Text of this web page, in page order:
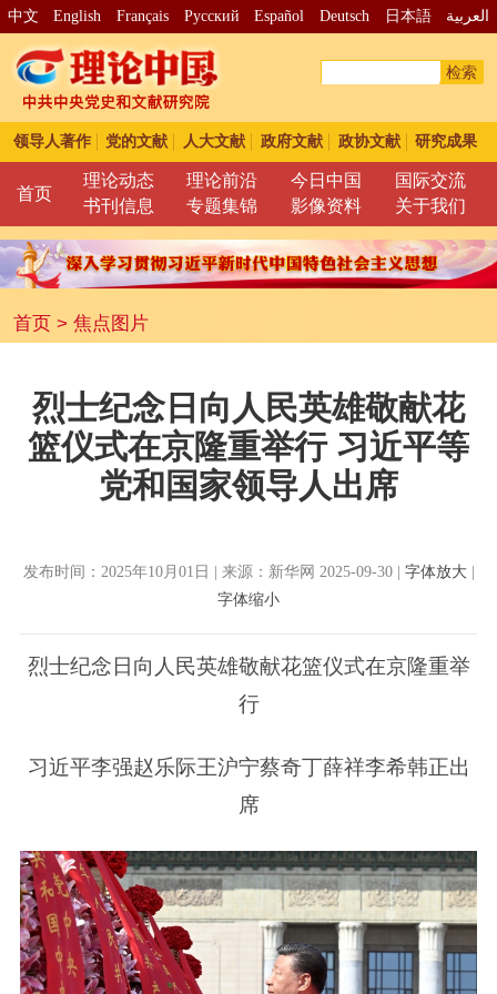
中文 English Français Pусский Español Deutsch 日本語 العربية
检索
领导人著作 党的文献 人大文献 政府文献 政协文献 研究成果
首页
理论动态 理论前沿 今日中国
国际交流
书刊信息
专题集锦 影像资料 关于我们
首页> 焦点图片
烈士纪念日向人民英雄敬献花
篮仪式在京隆重举行 习近平等
党和国家领导人出席
发布时间：2025年10月01日 | 来源：新华网 2025-09-30 | 字体放大|
字体缩小
烈士纪念日向人民英雄敬献花篮仪式在京隆重举
行
习近平李强赵乐际王沪宁蔡奇丁薛祥李希韩正出
席